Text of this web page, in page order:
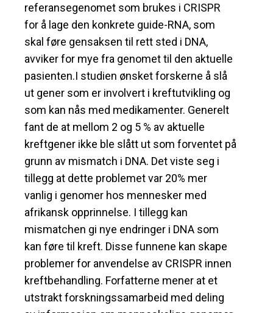
referansegenomet som brukes i CRISPR
for å lage den konkrete guide-RNA, som
skal føre gensaksen til rett sted i DNA,
avviker for mye fra genomet til den aktuelle
pasienten.I studien ønsket forskerne å slå
ut gener som er involvert i kreftutvikling og
som kan nås med medikamenter. Generelt
fant de at mellom 2 og 5 % av aktuelle
kreftgener ikke ble slått ut som forventet på
grunn av mismatch i DNA. Det viste seg i
tillegg at dette problemet var 20% mer
vanlig i genomer hos mennesker med
afrikansk opprinnelse. I tillegg kan
mismatchen gi nye endringer i DNA som
kan føre til kreft. Disse funnene kan skape
problemer for anvendelse av CRISPR innen
kreftbehandling. Forfatterne mener at et
utstrakt forskningssamarbeid med deling